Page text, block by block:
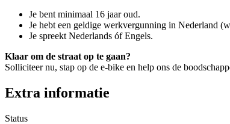
Je bent minimaal 16 jaar oud.
Je hebt een geldige werkvergunning in Nederland
Je spreekt Nederlands óf Engels.
Klaar om de straat op te gaan?
Solliciteer nu, stap op de e-bike en help ons de
Extra informatie
Status